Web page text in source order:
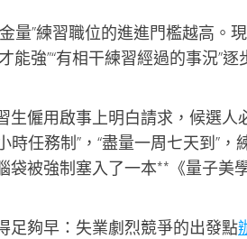
”練習職位的進進門檻越高。現
能強”“有相干練習經過的事況”逐
用啟事上明白請求，候選人必
時任務制”，“盡量一周七天到”，
袋被強制塞入了一本**《量子美
夠早：失業劇烈競爭的出發點